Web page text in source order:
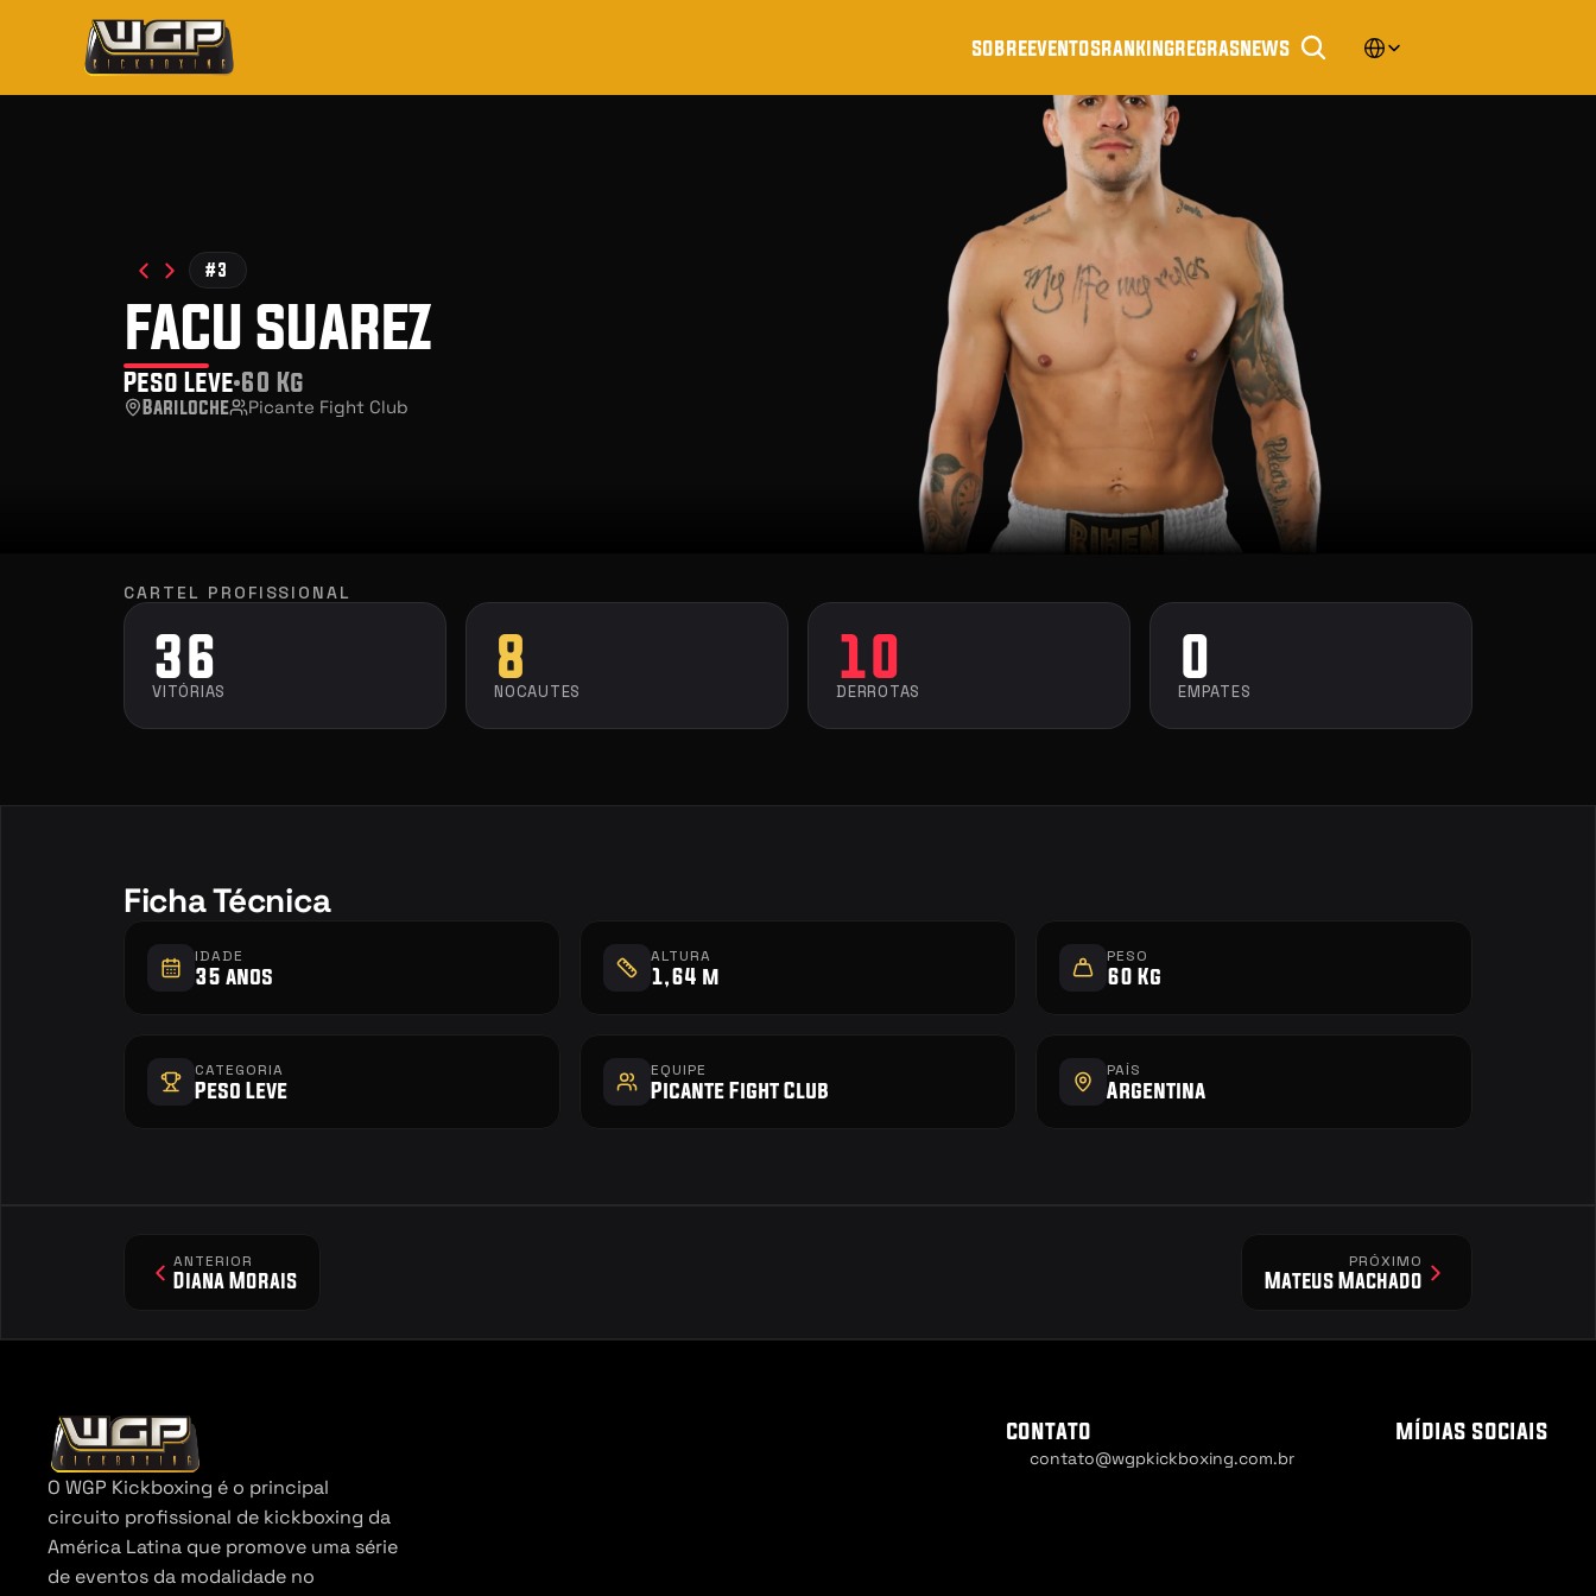
sobreeventosrankingregrasnews
#3
facu suarez
Peso Leve 60 Kg
Bariloche Picante Fight Club
CARTEL PROFISSIONAL
36
VITÓRIAS
8
NOCAUTES
10
DERROTAS
0
EMPATES
Ficha Técnica
IDADE
35 anos
ALTURA
1,64 m
PESO
60 Kg
CATEGORIA
Peso Leve
EQUIPE
Picante Fight Club
PAÍS
Argentina
ANTERIOR
Diana Morais
PRÓXIMO
Mateus Machado
O WGP Kickboxing é o principal
circuito profissional de kickboxing da
América Latina que promove uma série
de eventos da modalidade no
contato
contato@wgpkickboxing.com.br
mídias sociais